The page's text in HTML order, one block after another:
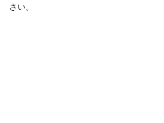
さい。